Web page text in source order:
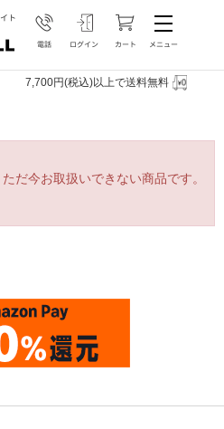
7,700円(税込)以上で送料無料
だ今お取扱いできない商品です。